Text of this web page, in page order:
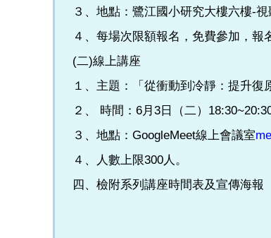
３、地點：鷺江國小研究大樓六樓-
４、每場次限額報名，免費參加，報
(二)線上講座
１、主題：「從衝動到冷靜：提升復
２、 時間：6月3日（二）
３、地點：GoogleMeet線上會議室
４、人數上限300人。
四、檢附系列講座時間表及宣傳海報